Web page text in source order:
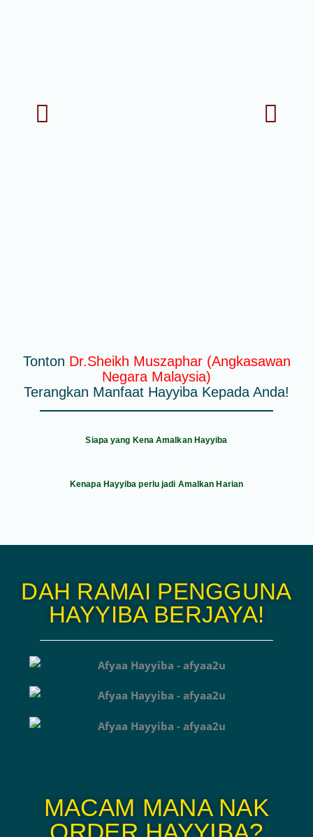
Tonton Dr.Sheikh Muszaphar (Angkasawan
Negara Malaysia)
Terangkan Manfaat Hayyiba Kepada Anda!
Siapa yang Kena Amalkan Hayyiba
Kenapa Hayyiba perlu jadi Amalkan Harian
DAH RAMAI PENGGUNA
HAYYIBA BERJAYA!
MACAM MANA NAK
ORDER HAYYIBA?